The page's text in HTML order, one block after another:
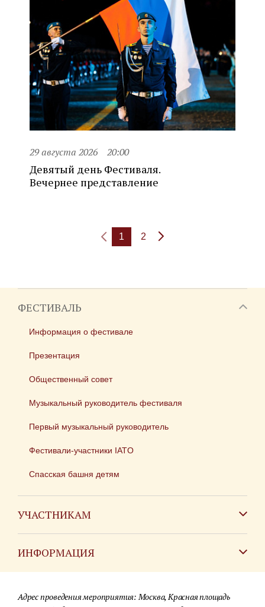
29 августа 2026 20:00
Девятый день Фестиваля.
Вечернее представление
1 2
ФЕСТИВАЛЬ
Информация о фестивале
Презентация
Общественный совет
Музыкальный руководитель фестиваля
Первый музыкальный руководитель
Фестивали-участники IATO
Спасская башня детям
УЧАСТНИКАМ
ИНФОРМАЦИЯ
Для СМИ
Адрес проведения мероприятия: Москва, Красная площадь